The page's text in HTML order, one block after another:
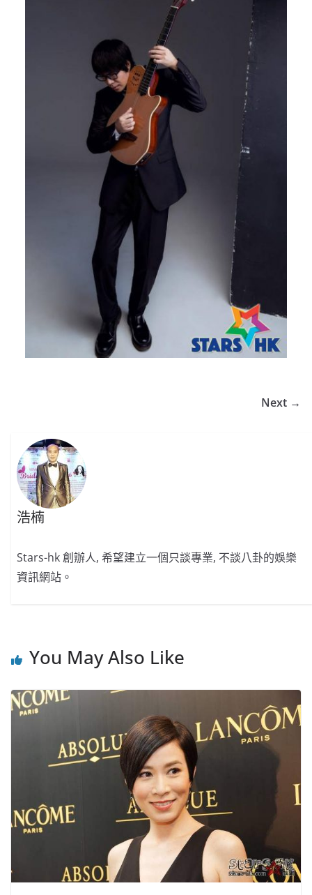
Next →
浩楠
Stars-hk 創辦人, 希望建立一個只談專業, 不談八卦的娛樂
資訊網站。
You May Also Like